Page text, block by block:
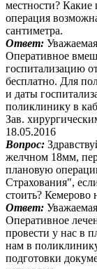
местности? Какие
операция
сантиметра.
Ответ:
Оперативное
госпитализацию
бесплатно. Для
и даты
поликлинику в
Зав.
18.05.2016
Вопрос:
желчном 18мм,
плановую
Страхования",
стоить? Кемерово
Ответ:
Оперативное
провести у нас в
нам в
подготовки